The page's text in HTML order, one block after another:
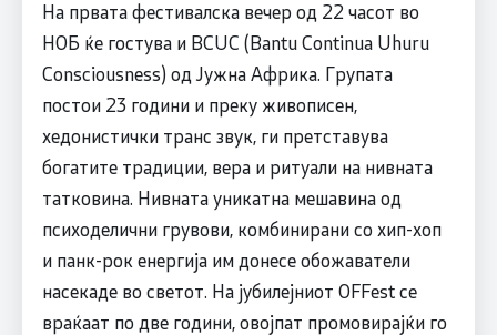
На првата фестивалска вечер од 22 часот во
НОБ ќе гостува и BCUC (Bantu Continua Uhuru
Consciousness) од Јужна Африка. Групата
постои 23 години и преку живописен,
хедонистички транс звук, ги претставува
богатите традиции, вера и ритуали на нивната
татковина. Нивната уникатна мешавина од
психоделични грувови, комбинирани со хип-хоп
и панк-рок енергија им донесе обожаватели
насекаде во светот. На јубилејниот OFFest се
враќаат по две години, овојпат промовирајќи го